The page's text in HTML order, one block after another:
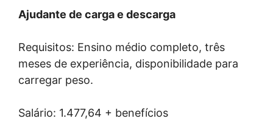
Ajudante de carga e descarga
Requisitos: Ensino médio completo, três
meses de experiência, disponibilidade para
carregar peso.
Salário: 1.477,64 + benefícios